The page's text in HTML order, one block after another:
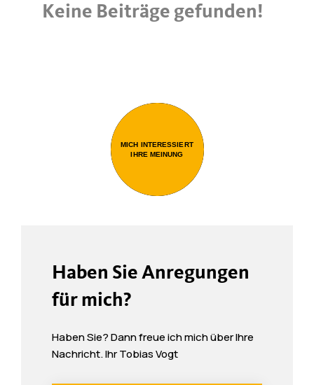
Keine Beiträge gefunden!
MICH INTERESSIERT
IHRE MEINUNG
Haben Sie Anregungen
für mich?
Haben Sie? Dann freue ich mich über Ihre
Nachricht. Ihr Tobias Vogt